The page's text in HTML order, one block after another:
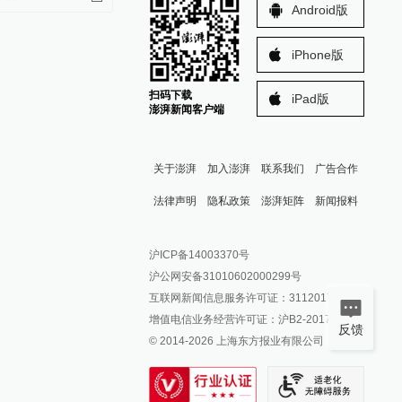
扫码下载
澎湃新闻客户端
Android版
iPhone版
iPad版
关于澎湃 加入澎湃 联系我们 广告合作
法律声明 隐私政策 澎湃矩阵
澎湃新闻公众号
澎湃新闻抖音号
派生万物开放平台
IP SHANGHAI
SIXTH TONE
新闻报料
报料邮箱: news@thepaper.cn
沪ICP备14003370号
沪公网安备31010602000299号
互联网新闻信息服务许可证：31120170006
增值电信业务经营许可证：沪B2-2017116
© 2014-2026 上海东方报业有限公司
反馈